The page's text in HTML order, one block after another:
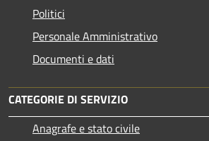
Politici
Personale Amministrativo
Documenti e dati
CATEGORIE DI SERVIZIO
Anagrafe e stato civile